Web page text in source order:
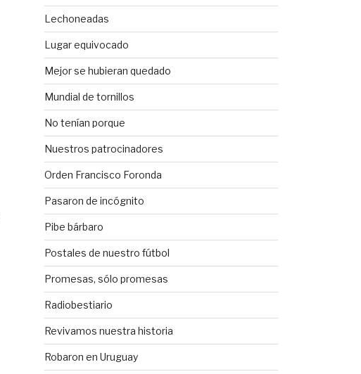
Lechoneadas
Lugar equivocado
Mejor se hubieran quedado
Mundial de tornillos
No tenían porque
Nuestros patrocinadores
Orden Francisco Foronda
Pasaron de incógnito
Pibe bárbaro
Postales de nuestro fútbol
Promesas, sólo promesas
Radiobestiario
Revivamos nuestra historia
Robaron en Uruguay